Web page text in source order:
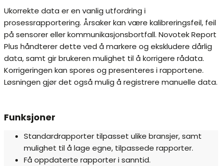
Ukorrekte data er en vanlig utfordring i
prosessrapportering. Årsaker kan være kalibreringsfeil, feil
på sensorer eller kommunikasjonsbortfall. Novotek Report
Plus håndterer dette ved å markere og ekskludere dårlig
data, samt gir brukeren mulighet til å korrigere rådata.
Korrigeringen kan spores og presenteres i rapportene.
Løsningen gjør det også mulig å registrere manuelle data.
Funksjoner
Standardrapporter tilpasset ulike bransjer, samt
mulighet til å lage egne, tilpassede rapporter.
Få oppdaterte rapporter i sanntid.